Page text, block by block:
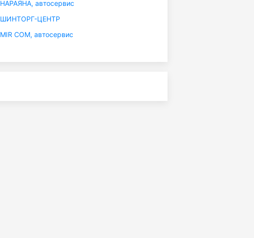
НАРАЯНА, автосервис
ШИНТОРГ-ЦЕНТР
MIR COM, автосервис